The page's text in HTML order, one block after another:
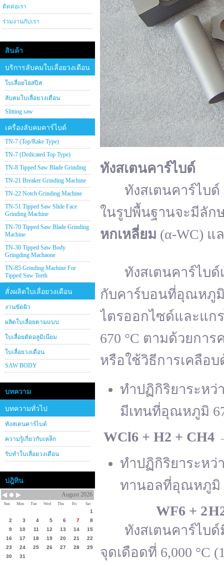
ติดต่อเรา
ร่วมงานกับเรา
สินค้า
บริการลับคมใบเลื่อยวงเดือน
ใบเลื่อยไฮสปีส
ลับคมใบเลื่อยวงเดือน
Slitting saw
เครื่องลับคมคาร์ไบด์
TN-7 (Top/Rake Type)
TN-7 (Dedicated Top Type)
TN-8 Tipped Saw Blade Grinding
TN-21 Breaker Grinding Machine
TN-22 Notch Grinding Machine
TN-51 Tipped Saw Slide Face
Grinding Machine
TN-70 Tipped Saw Blade Grinding
Machine
TN-30 Tipped Saw Body
Gringding Machaone
TN-85 Grinding Machine For
Tipped Saw Teeth
สั่งผลิตใบเลื่อยวงเดือน
งานขัดผิว
ผลิตใบเลื่อยตามแบบ
ใบเลื่อยตัดอลูมิเนียม
ใบเลื่อยวงเดือน
SAW BODY
บทความ
บทความทั่วไป
ทังสเตนคาร์ไบด์
ความรู้เกี่ยวกับเหล็ก
รับทำใบเลื่อยวงเดือน
ปฎิทิน
August 2026
Sun Mon Tue Wed Thu Fri Sat
1
2
3 4 5 6 7
8
9
10 11 12 13 14
15
16
17 18 19 20 21
22
23
24 25 26 27 28
29
30
31
ทังสเตนคาร์ไบด์
ทังสเตนคาร์ไบด์ (
ในรูปพื้นฐานจะมีลัก
หกเหลี่ยม (α-WC) แ
ทังสเตนคาร์ไบด์เ
กับคาร์บอนที่อุณหภูมิ
ไตรออกไซด์และแก
670 °C ตามด้วยกา
หรือใช้วิธีการเคลือบ
ทำปฏิกิริยาระหว่
มีเทนที่อุณหภูมิ
WCl6 + H2 + CH4
ทำปฏิกิริยาระหว่
ทานอลที่อุณหภูมิ
WF6 + 2 H
ทังสเตนคาร์ไบด์มี
จุดเดือดที่ 6,000 °C